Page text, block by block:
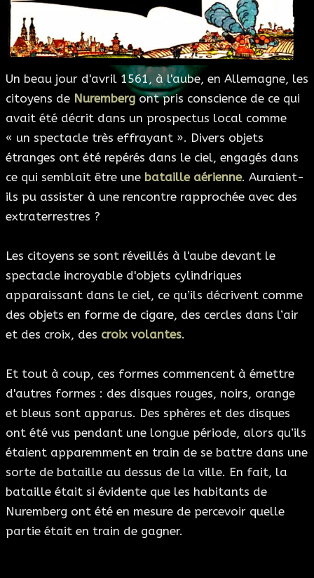
ESOTÉRISME
SECTES
BLOG
A PROPOS
Un beau jour d'avril 1561, à l'aube, en Allemagne, les
citoyens de Nurembergont pris conscience de ce qui
avait été décrit dans un prospectus local comme
« un spectacle très effrayant ». Divers objets
étranges ont été repérés dans le ciel, engagés dans
ce qui semblait être une bataille aérienne. Auraient-
ils pu assister à une rencontre rapprochée avec des
extraterrestres ?
Les citoyens se sont réveillés à l'aube devant le
spectacle incroyable d'objets cylindriques
apparaissant dans le ciel, ce qu’ils décrivent comme
des objets en forme de cigare, des cercles dans l’air
et des croix, des croix volantes.
Et tout à coup, ces formes commencent à émettre
d'autres formes : des disques rouges, noirs, orange
et bleus sont apparus. Des sphères et des disques
ont été vus pendant une longue période, alors qu’ils
étaient apparemment en train de se battre dans une
sorte de bataille au dessus de la ville. En fait, la
bataille était si évidente que les habitants de
Nuremberg ont été en mesure de percevoir quelle
partie était en train de gagner.